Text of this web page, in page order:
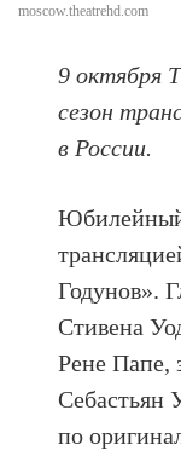
moscow.theatrehd.com
9 октября
сезон
в России.
Юбилейный
Годунов».
Стивена
Рене Папе,
Себастьян
по